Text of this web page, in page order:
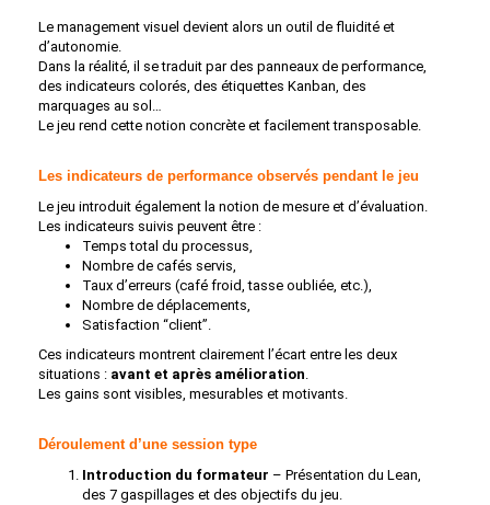
Le management visuel devient alors un outil de fluidité et
d’autonomie.
Dans la réalité, il se traduit par des panneaux de performance,
des indicateurs colorés, des étiquettes Kanban, des
marquages au sol…
Le jeu rend cette notion concrète et facilement transposable.
Les indicateurs de performance observés pendant le jeu
Le jeu introduit également la notion de mesure et d’évaluation.
Les indicateurs suivis peuvent être :
Temps total du processus,
Nombre de cafés servis,
Taux d’erreurs (café froid, tasse oubliée, etc.),
Nombre de déplacements,
Satisfaction “client”.
Ces indicateurs montrent clairement l’écart entre les deux
situations : avant et après amélioration.
Les gains sont visibles, mesurables et motivants.
Déroulement d’une session type
Introduction du formateur – Présentation du Lean,
des 7 gaspillages et des objectifs du jeu.